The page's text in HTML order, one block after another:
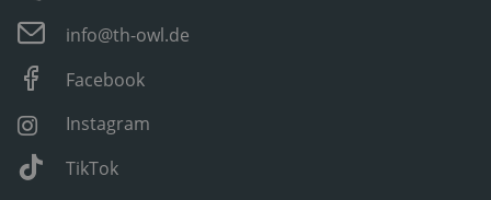
info@th-owl.de
Facebook
Instagram
TikTok